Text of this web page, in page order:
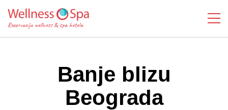
Banje blizu
Beograda